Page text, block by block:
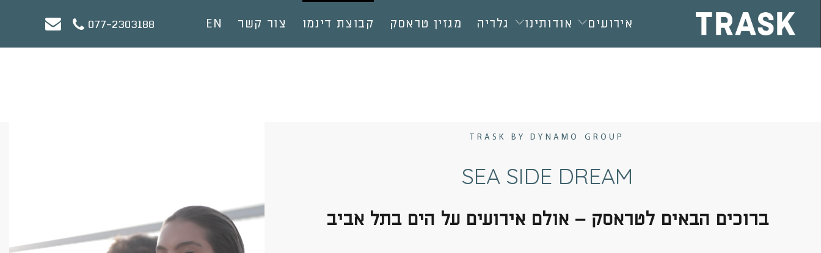
אירועים אודותינו גלריה מגזין טראסק קבוצת דינמו צור קשר EN
077-2303188
TRASK BY DYNAMO GROUP
SEA SIDE DREAM
ברוכים הבאים לטראסק – אולם אירועים על הים בתל אביב